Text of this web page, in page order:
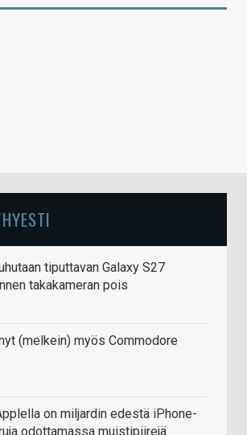
tiputtavan Galaxy S27
takakameran pois
(melkein) myös Commodore
on miljardin edestä iPhone-
odottamassa muistipiirejä